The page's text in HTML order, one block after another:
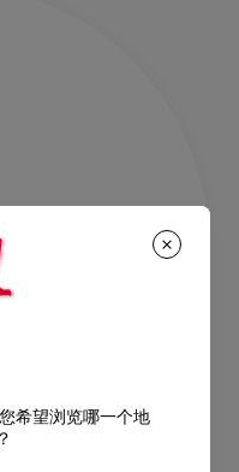
希望浏览哪一个地